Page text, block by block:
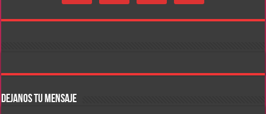
DEJANOS TU MENSAJE